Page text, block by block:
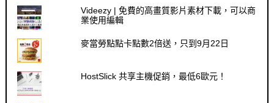
Videezy | 免費的高畫質影片素材下載，可以商
業使用編輯
麥當勞點點卡點數2倍送，只到9月22日
HostSlick 共享主機促銷，最低6歐元！